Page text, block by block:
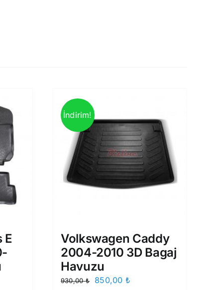
E
İndirim!
Volkswagen Caddy
2004-2010 3D Bagaj
Havuzu
930,00₺
Orijinal
850,00 ₺